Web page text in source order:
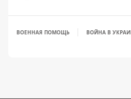
ВОЕННАЯ ПОМОЩЬ ВОЙНА В